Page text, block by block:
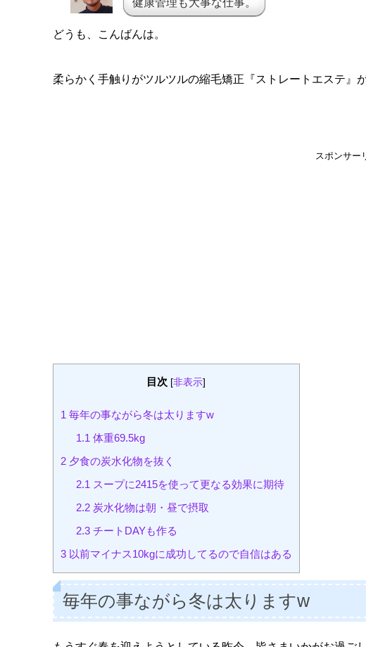
どうも、こんばんは。
柔らかく手触りがツルツルの縮毛矯正『ストレートエステ』
スポンサー
目次 [非表示]
1毎年の事ながら冬は太りますw
1.1 体重69.5kg
2夕食の炭水化物を抜く
2.1 スープに2415を使って更なる効果に期待
2.2 炭水化物は朝・昼で摂取
2.3 チートDAYも作る
3以前マイナス10kgに成功してるので自信はある
毎年の事ながら冬は太りますw